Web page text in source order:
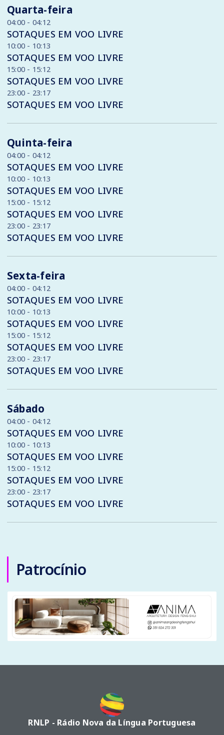
Quarta-feira
04:00 - 04:12
SOTAQUES EM VOO LIVRE
10:00 - 10:13
SOTAQUES EM VOO LIVRE
15:00 - 15:12
SOTAQUES EM VOO LIVRE
23:00 - 23:17
SOTAQUES EM VOO LIVRE
Quinta-feira
04:00 - 04:12
SOTAQUES EM VOO LIVRE
10:00 - 10:13
SOTAQUES EM VOO LIVRE
15:00 - 15:12
SOTAQUES EM VOO LIVRE
23:00 - 23:17
SOTAQUES EM VOO LIVRE
Sexta-feira
04:00 - 04:12
SOTAQUES EM VOO LIVRE
10:00 - 10:13
SOTAQUES EM VOO LIVRE
15:00 - 15:12
SOTAQUES EM VOO LIVRE
23:00 - 23:17
SOTAQUES EM VOO LIVRE
Sábado
04:00 - 04:12
SOTAQUES EM VOO LIVRE
10:00 - 10:13
SOTAQUES EM VOO LIVRE
15:00 - 15:12
SOTAQUES EM VOO LIVRE
23:00 - 23:17
SOTAQUES EM VOO LIVRE
Patrocínio
RNLP - Rádio Nova da Língua Portuguesa